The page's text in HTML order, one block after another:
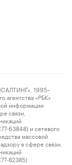
1995–
«РБК»
информации
связи,
63848) и сетевого
массовой
в сфере связи,
82385)